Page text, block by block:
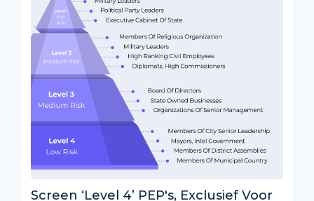
Screen ‘Level 4’ PEP's, Exclusief Voor